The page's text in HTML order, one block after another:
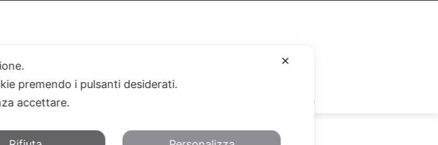
SALUTE
✕
premendo i pulsanti desiderati.
accettare.